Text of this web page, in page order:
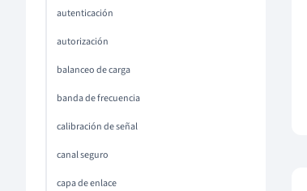
autenticación
autorización
balanceo de carga
banda de frecuencia
calibración de señal
canal seguro
capa de enlace